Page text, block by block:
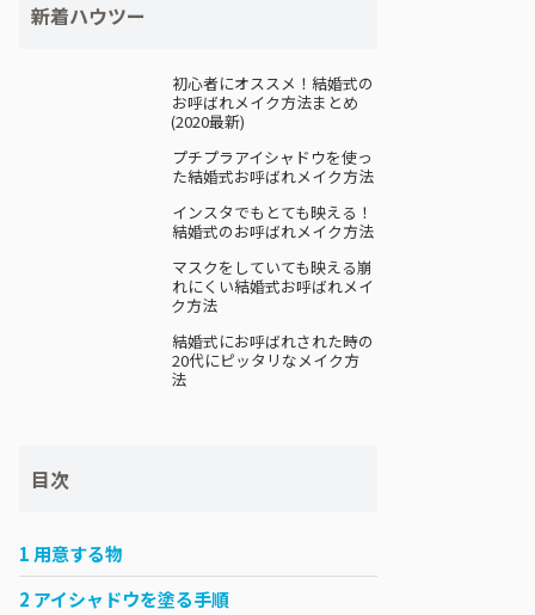
新着ハウツー
初心者にオススメ！結婚式の
お呼ばれメイク方法まとめ
(2020最新)
プチプラアイシャドウを使っ
た結婚式お呼ばれメイク方法
インスタでもとても映える！
結婚式のお呼ばれメイク方法
マスクをしていても映える崩
れにくい結婚式お呼ばれメイ
ク方法
結婚式にお呼ばれされた時の
20代にピッタリなメイク方
法
目次
1 用意する物
2 アイシャドウを塗る手順